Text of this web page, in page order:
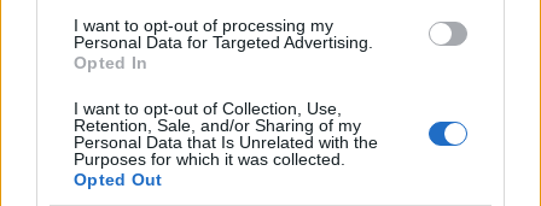
I want to opt-out of processing my
Personal Data for Targeted Advertising.
Opted In
I want to opt-out of Collection, Use,
Retention, Sale, and/or Sharing of my
Personal Data that Is Unrelated with the
Purposes for which it was collected.
Opted Out
εικόνων μέσω WhatsApp, μπορεί να αναγνωρίζει
συναισθήματα όπως το άγχος, τη λύπη ή τον θυμό,
με ακρίβεια 80% – ποσοστό σημαντικά υψηλότερο
από αυτό των ανθρώπινων συντονιστών.